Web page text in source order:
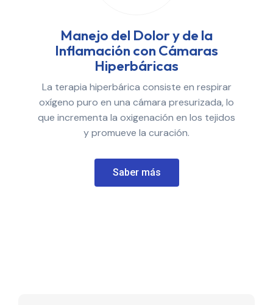
Manejo del Dolor y de la
Inflamación con Cámaras
Hiperbáricas
La terapia hiperbárica consiste en respirar
oxígeno puro en una cámara presurizada, lo
que incrementa la oxigenación en los tejidos
y promueve la curación.
Saber más